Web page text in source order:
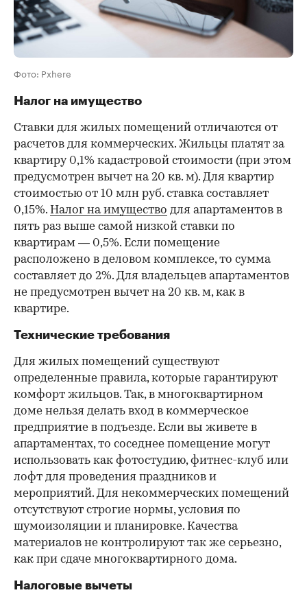
Фото: Pxhere
Налог на имущество
Ставки для жилых помещений отличаются от
расчетов для коммерческих. Жильцы платят за
квартиру 0,1% кадастровой стоимости (при этом
предусмотрен вычет на 20 кв. м). Для квартир
стоимостью от 10 млн руб. ставка составляет
0,15%. Налог на имущество для апартаментов в
пять раз выше самой низкой ставки по
квартирам — 0,5%. Если помещение
расположено в деловом комплексе, то сумма
составляет до 2%. Для владельцев апартаментов
не предусмотрен вычет на 20 кв. м, как в
квартире.
Технические требования
Для жилых помещений существуют
определенные правила, которые гарантируют
комфорт жильцов. Так, в многоквартирном
доме нельзя делать вход в коммерческое
предприятие в подъезде. Если вы живете в
апартаментах, то соседнее помещение могут
использовать как фотостудию, фитнес-клуб или
лофт для проведения праздников и
мероприятий. Для некоммерческих помещений
отсутствуют строгие нормы, условия по
шумоизоляции и планировке. Качества
материалов не контролируют так же серьезно,
как при сдаче многоквартирного дома.
Налоговые вычеты